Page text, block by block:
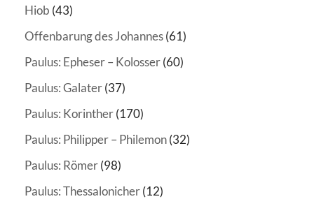
Hiob (43)
Offenbarung des Johannes(61)
Paulus: Epheser – Kolosser(60)
Paulus: Galater(37)
Paulus: Korinther(170)
Paulus: Philipper – Philemon(32)
Paulus: Römer(98)
Paulus: Thessalonicher(12)